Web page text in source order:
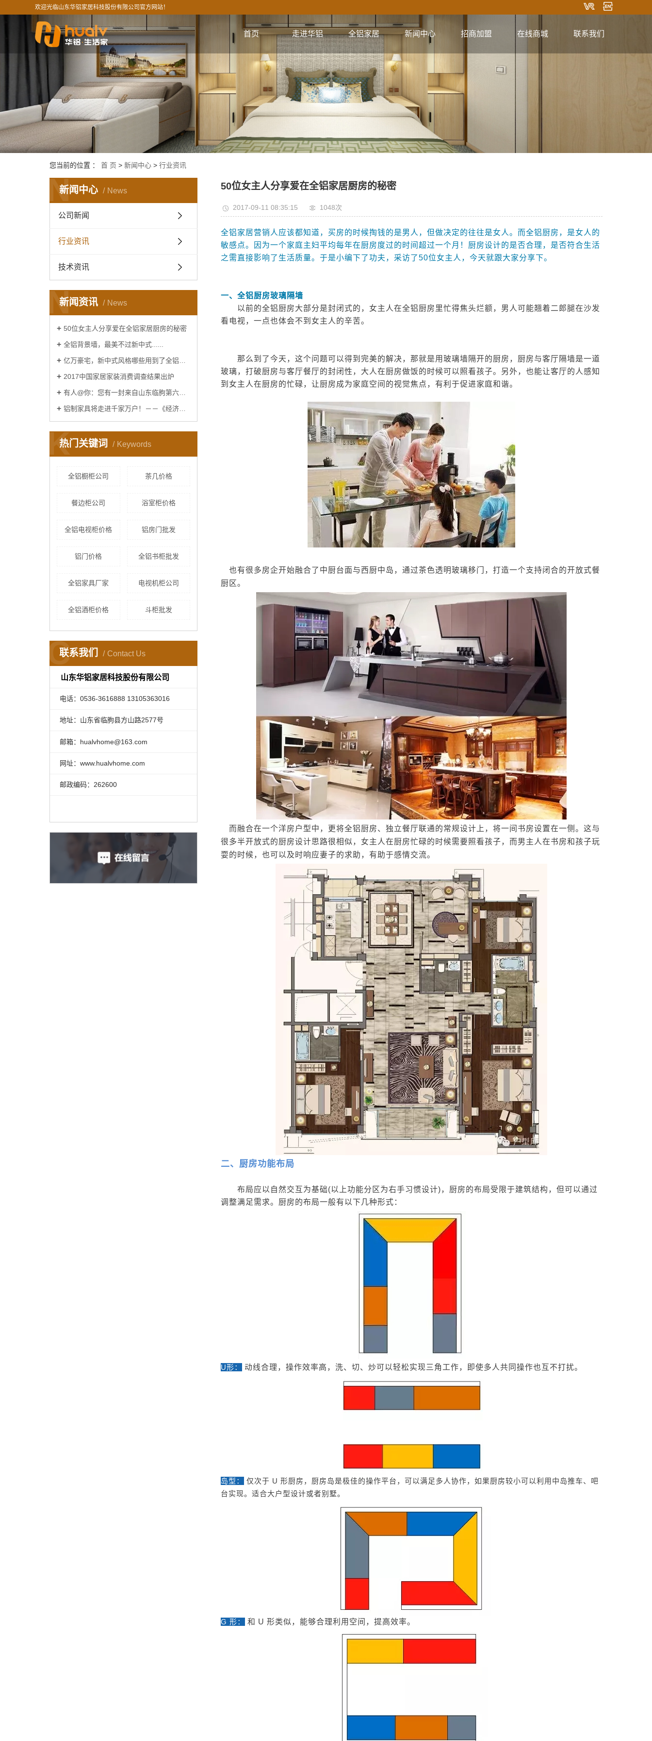
欢迎光临山东华铝家居科技股份有限公司官方网站！
首页 走进华铝
公司简介
企业文化
视频集锦
核心优势
全铝家居
全铝橱柜系列
全铝衣柜系列
全铝电视柜系列
全铝浴室柜系列
全铝餐边柜系列
全铝阳台柜系列
全铝鞋柜系列
全铝整装定制系列
新闻中心
公司新闻
技术资讯
招商加盟 在线商城 联系我们
您当前的位置 ： 首 页 > 新闻中心 > 行业资讯
新闻中心 News
N
公司新闻
行业资讯
技术资讯
新闻资讯 News
N
50位女主人分享爱在全铝家居厨房的秘密
全铝背景墙，最美不过新中式......
亿万豪宅，新中式风格哪些用到了全铝家居......
2017中国家居家装消费调查结果出炉
有人@你：您有一封来自山东临朐第六届窗博会的邀请函
铝制家具将走进千家万户！－－《经济日报》报道！
热门关键词 Keywords
K
全铝橱柜公司 茶几价格
餐边柜公司 浴室柜价格
全铝电视柜价格 铝房门批发
铝门价格 全铝书柜批发
全铝家具厂家 电视机柜公司
全铝酒柜价格 斗柜批发
联系我们 Contact Us
C
山东华铝家居科技股份有限公司
电话：0536-3616888 13105363016
地址：山东省临朐县方山路2577号
邮箱：hualvhome@163.com
网址：www.hualvhome.com
邮政编码：262600
50位女主人分享爱在全铝家居厨房的秘密
2017-09-11 08:35:15 1048次
全铝家居营销人应该都知道，买房的时候掏钱的是男人，但做决定的往往是女人。而全铝厨房，是女人的
敏感点。因为一个家庭主妇平均每年在厨房度过的时间超过一个月！厨房设计的是否合理，是否符合生活
之需直接影响了生活质量。于是小编下了功夫，采访了50位女主人，今天就跟大家分享下。
一、全铝厨房玻璃隔墙
以前的全铝厨房大部分是封闭式的，女主人在全铝厨房里忙得焦头烂额，男人可能翘着二郎腿在沙发
看电视，一点也体会不到女主人的辛苦。
那么到了今天，这个问题可以得到完美的解决，那就是用玻璃墙隔开的厨房，厨房与客厅隔墙是一道
玻璃，打破厨房与客厅餐厅的封闭性，大人在厨房做饭的时候可以照看孩子。另外，也能让客厅的人感知
到女主人在厨房的忙碌，让厨房成为家庭空间的视觉焦点，有利于促进家庭和谐。
也有很多房企开始融合了中厨台面与西厨中岛，通过茶色透明玻璃移门，打造一个支持闭合的开放式餐
厨区。
而融合在一个洋房户型中，更将全铝厨房、独立餐厅联通的常规设计上，将一间书房设置在一侧。这与
很多半开放式的厨房设计思路很相似，女主人在厨房忙碌的时候需要照看孩子，而男主人在书房和孩子玩
耍的时候，也可以及时响应妻子的求助，有助于感情交流。
二、厨房功能布局
布局应以自然交互为基础(以上功能分区为右手习惯设计)，厨房的布局受限于建筑结构，但可以通过
调整满足需求。厨房的布局一般有以下几种形式：
U形： 动线合理，操作效率高，洗、切、炒可以轻松实现三角工作，即使多人共同操作也互不打扰。
岛型：
仅次于 U 形厨房，厨房岛是极佳的操作平台，可以满足多人协作，如果厨房较小可以利用中岛推车、吧
台实现。适合大户型设计或者别墅。
G 形： 和 U 形类似，能够合理利用空间，提高效率。